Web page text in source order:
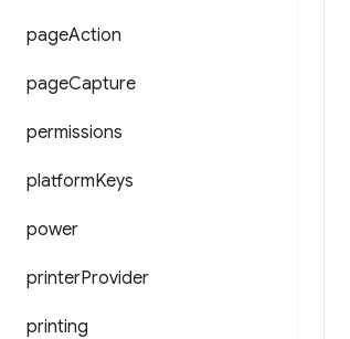
pageAction
pageCapture
permissions
platformKeys
power
printerProvider
printing